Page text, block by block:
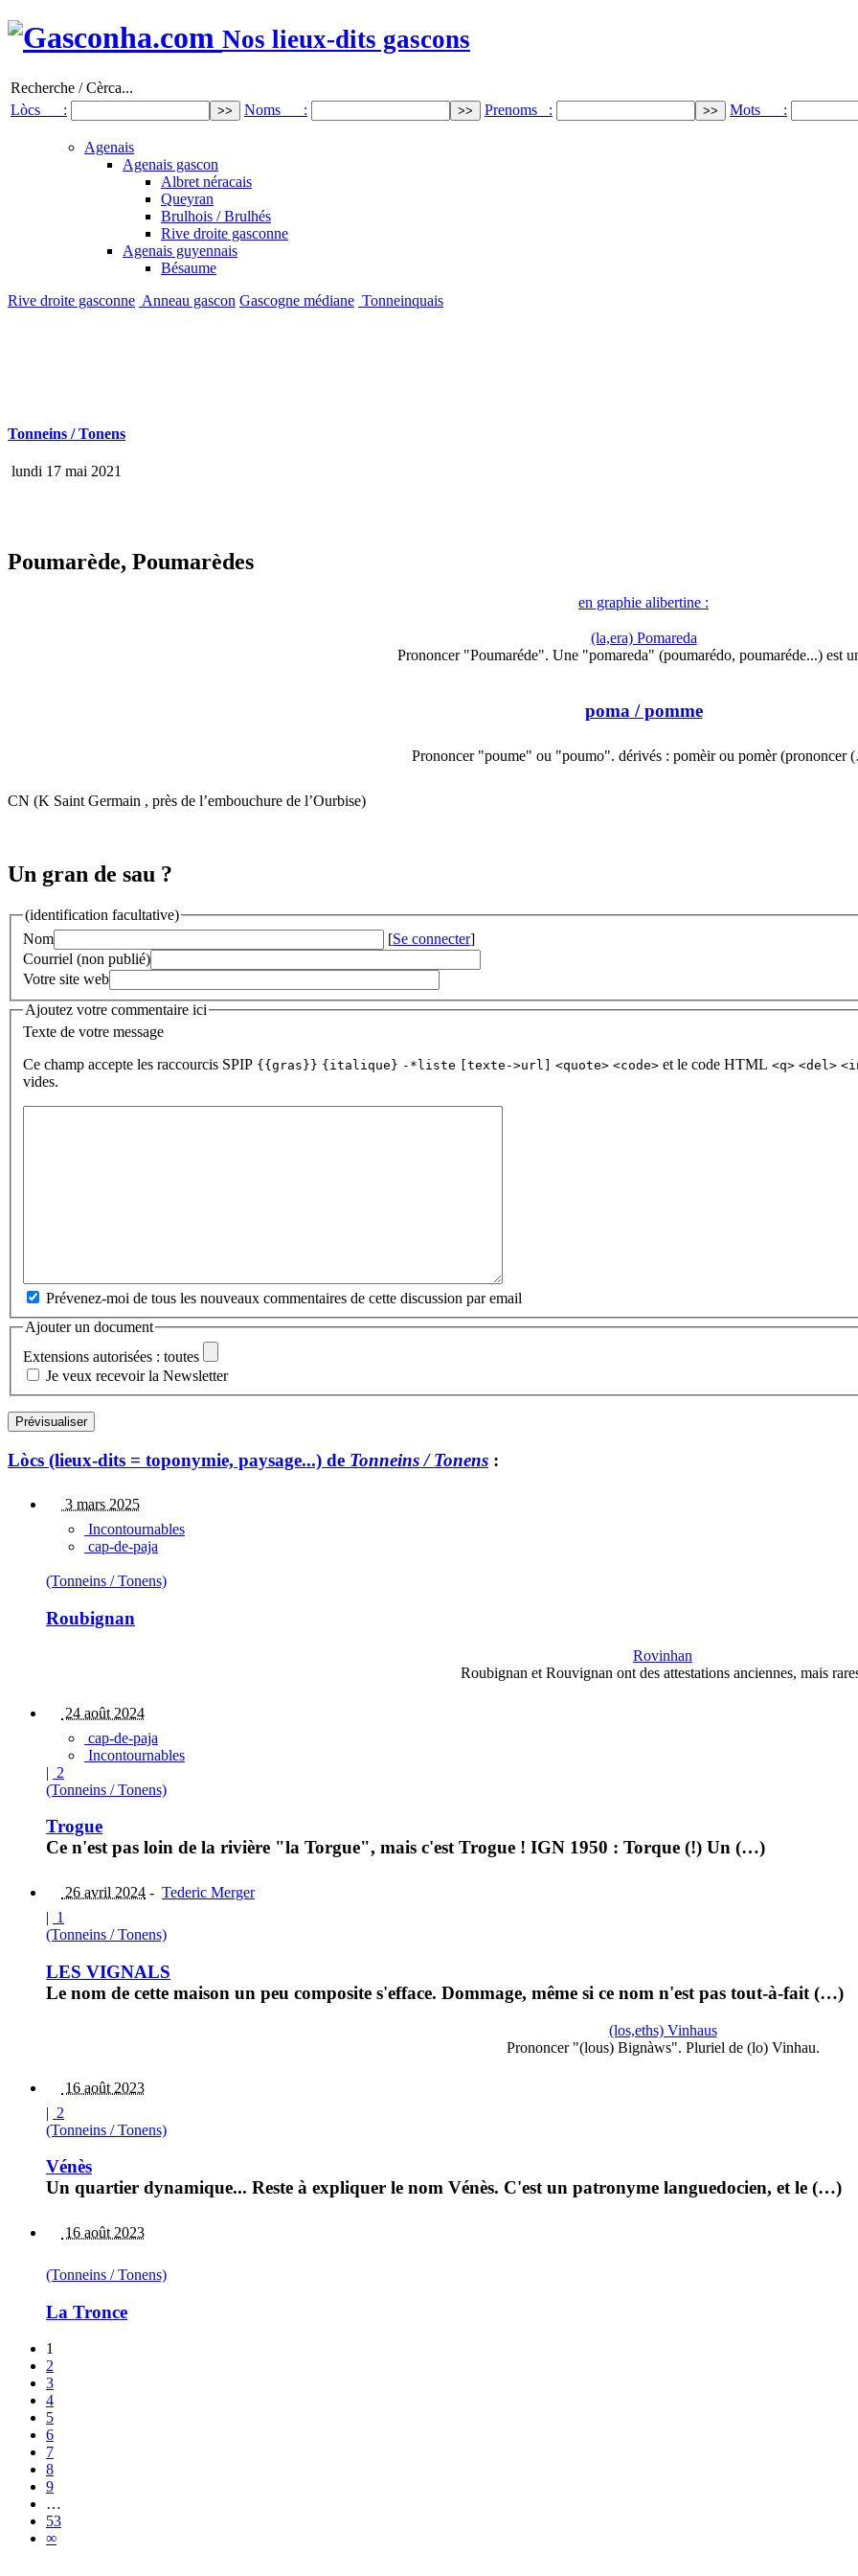
Nos lieux-dits gascons
Recherche / Cèrca...
Lòcs :
Noms : Prenoms : Mots :
Agenais
Agenais gascon
Albret néracais
Queyran
Brulhois / Brulhés
Rive droite gasconne
Agenais guyennais
Bésaume
Rive droite gasconne Anneau gascon Gascogne médiane Tonneinquais
Tonneins / Tonens
lundi 17 mai 2021
Poumarède, Poumarèdes
en graphie alibertine :
(la,era) Pomareda
Prononcer "Poumaréde". Une "pomareda" (poumarédo, poumaréde...) est
poma / pomme
Prononcer "poume" ou "poumo". dérivés : pomèir ou pomèr (prononcer
CN (K Saint Germain , près de l’embouchure de l’Ourbise)
Un gran de sau ?
(identification facultative)
Nom
[Se connecter]
Courriel (non publié)
Votre site web
Ajoutez votre commentaire ici
Texte de votre message
Ce champ accepte les raccourcis SPIP {{gras}} {italique} -*liste [texte->url] <quote> <code> et le code HTML <q> <del>
vides.
Prévenez-moi de tous les nouveaux commentaires de cette discussion par email
Ajouter un document
Extensions autorisées : toutes
Je veux recevoir la Newsletter
Lòcs (lieux-dits = toponymie, paysage...) de Tonneins / Tonens :
3 mars 2025
Incontournables
cap-de-paja
(Tonneins / Tonens)
Roubignan
Rovinhan
Roubignan et Rouvignan ont des attestations anciennes, mais
24 août 2024
cap-de-paja
Incontournables
| 2
(Tonneins / Tonens)
Trogue
Ce n'est pas loin de la rivière "la Torgue", mais c'est Trogue ! IGN 1950 : Torque (!) Un (…)
26 avril 2024 - Tederic Merger
| 1
(Tonneins / Tonens)
LES VIGNALS
Le nom de cette maison un peu composite s'efface. Dommage, même si ce nom n'est pas tout-à-fait (…)
(los,eths) Vinhaus
Prononcer "(lous) Bignàws". Pluriel de (lo) Vinhau.
16 août 2023
| 2
(Tonneins / Tonens)
Vénès
Un quartier dynamique... Reste à expliquer le nom Vénès. C'est un patronyme languedocien, et le (…)
16 août 2023
(Tonneins / Tonens)
La Tronce
1
2
3
4
5
6
7
8
9
…
53
∞